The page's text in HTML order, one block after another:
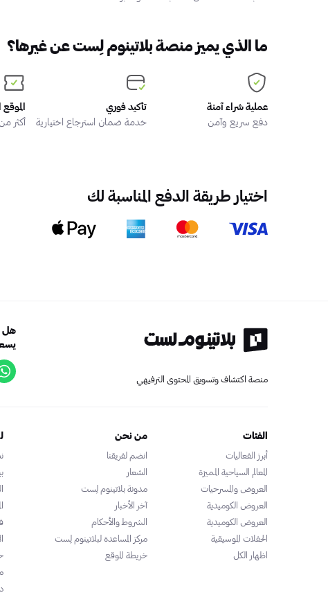
ما الذي يميز منصة بلاتينوم لِست عن غيرها؟
عملية شراء آمنة
دفع سريع وآمن
تأكيد فوري
خدمة ضمان استرجاع اختيارية
أكثر من 10 مليون مستخدم
اختيار طريقة الدفع المناسبة لك
منصة اكتشاف وتسويق المحتوى الترفيهي
هل
الفئات
أبرز الفعاليات
المعالم السياحية المميزة
العروض والمسرحيات
العروض الكوميدية
العروض الكوميدية
الحفلات الموسيقية
اظهار الكل
من نحن
انضم لفريقنا
الشعار
مدونة بلاتينوم لِست
آخر الأخبار
الشروط والأحكام
مركز المساعدة لبلاتينوم لِست
خريطة الموقع